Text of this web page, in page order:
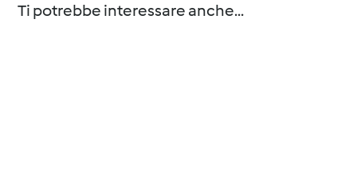
Ti potrebbe interessare anche...